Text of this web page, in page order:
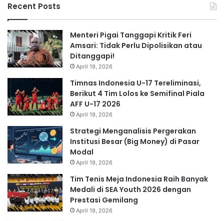
Recent Posts
Menteri Pigai Tanggapi Kritik Feri
Amsari: Tidak Perlu Dipolisikan atau
Ditanggapi!
April 19, 2026
Timnas Indonesia U-17 Tereliminasi,
Berikut 4 Tim Lolos ke Semifinal Piala
AFF U-17 2026
April 19, 2026
Strategi Menganalisis Pergerakan
Institusi Besar (Big Money) di Pasar
Modal
April 19, 2026
Tim Tenis Meja Indonesia Raih Banyak
Medali di SEA Youth 2026 dengan
Prestasi Gemilang
April 19, 2026